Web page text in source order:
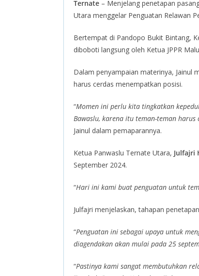
Ternate – Menjelang penetapan
Utara menggelar Penguatan Relawan
Bertempat di Pandopo Bukit Bintang,
diboboti langsung oleh Ketua JPPR
Dalam penyampaian materinya, Jainul
harus cerdas menempatkan posisi.
“Momen ini perlu kita tingkatkan
Bawaslu, karena itu teman-teman
Jainul dalam pemaparannya.
Ketua Panwaslu Ternate Utara, Julfajri
September 2024.
“Hari ini kami buat penguatan untuk
Julfajri menjelaskan, tahapan
“Penguatan ini sebagai upaya untuk
diagendakan akan mulai pada 25
“Pastinya kami sangat membutuhkan